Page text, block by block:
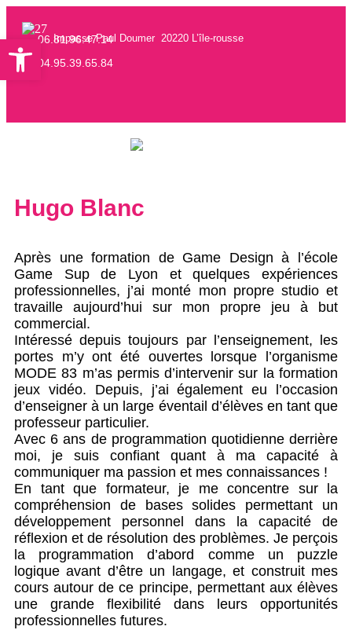
06.81.96.47.14
04.95.39.65.84
Impasse Paul Doumer 20220 L’île-rousse
Hugo Blanc
Après une formation de Game Design à l’école
Game Sup de Lyon et quelques expériences
professionnelles, j’ai monté mon propre studio et
travaille aujourd’hui sur mon propre jeu à but
commercial.
Intéressé depuis toujours par l’enseignement, les
portes m’y ont été ouvertes lorsque l’organisme
MODE 83 m’as permis d’intervenir sur la formation
jeux vidéo. Depuis, j’ai également eu l’occasion
d’enseigner à un large éventail d’élèves en tant que
professeur particulier.
Avec 6 ans de programmation quotidienne derrière
moi, je suis confiant quant à ma capacité à
communiquer ma passion et mes connaissances !
En tant que formateur, je me concentre sur la
compréhension de bases solides permettant un
développement personnel dans la capacité de
réflexion et de résolution des problèmes. Je perçois
la programmation d’abord comme un puzzle
logique avant d’être un langage, et construit mes
cours autour de ce principe, permettant aux élèves
une grande flexibilité dans leurs opportunités
professionnelles futures.
Ouvrir la barre d’outils